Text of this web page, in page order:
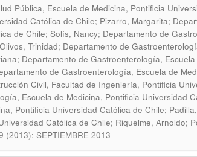
Pública, Escuela de Medicina, Pontificia
Católica de Chile; Pizarro, Margarita;
de Chile; Solís, Nancy; Departamento de
Trinidad; Departamento de
Departamento de Gastroenterología,
de Gastroenterología, Escuela de
Civil, Facultad de Ingeniería, Pontificia
Escuela de Medicina, Pontificia Universidad
Pontificia Universidad Católica de Chile;
Católica de Chile; Riquelme, Arnoldo;
(2013): SEPTIEMBRE 2013